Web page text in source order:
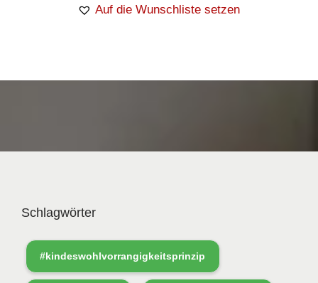
Auf die Wunschliste setzen
Schlagwörter
#kindeswohlvorrangigkeitsprinzip